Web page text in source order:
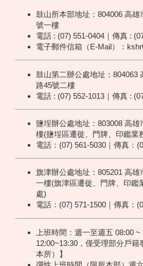
鼓山所本部地址：804006 高
號一樓
電話 : (07) 551-0404｜傳真 :
電子郵件信箱（E-Mail）：
鼓山第二辦公處地址：804063
路45號二樓
電話 : (07) 552-1013｜傳真 :
鹽埕辦公處地址：803008 高
樓(鹽埕區遷徙、門牌、印鑑業
電話：(07) 561-5030｜傳真：
旗津辦公處地址：805201 高
一樓(旗津區遷徙、門牌、印鑑
處)
電話：(07) 571-1500｜傳真：
上班時間：週一至週五 08:00
12:00~13:30，僅受理部分戶
本所）】